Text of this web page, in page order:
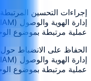
إجراءات التحسين المرتبطة
عملية مرتبطة بموضوع
الحفاظ على الانضباط حول
عملية مرتبطة بموضوع